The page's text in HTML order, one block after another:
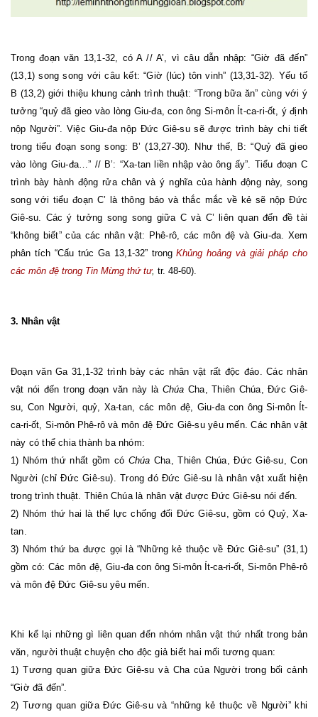
Trong đoạn văn 13,1-32, có A // A’, vì câu dẫn nhập: “Giờ đã đến”
(13,1) song song với câu kết: “Giờ (lúc) tôn vinh” (13,31-32). Yếu tố
B (13,2) giới thiệu khung cảnh trình thuật: “Trong bữa ăn” cùng với ý
tưởng “quỷ đã gieo vào lòng Giu-đa, con ông Si-môn Ít-ca-ri-ốt, ý định
nộp Người”. ViệcGiu-đa nộp Đức Giê-su sẽ được trình bày chi tiết
trong tiểu đoạn song song: B’ (13,27-30). Như thế, B: “Quỷ đã gieo
vào lòng Giu-đa…” // B’: “Xa-tan liền nhập vào ông ấy”. Tiểu đoạn C
trình bày hành động rửa chân và ý nghĩa của hành động này, song
song với tiểu đoạn C’ là thông báo và thắc mắc về kẻ sẽ nộp Đức
Giê-su. Các ý tưởng song song giữa C và C’ liên quan đến đề tài
“không biết” của các nhân vật: Phê-rô, các môn đệvàGiu-đa. Xem
phân tích “Cấu trúc Ga 13,1-32” trong Khủng hoảng và giải pháp cho
các môn đệ trong Tin Mừng thứ tư, tr. 48-60).
3. Nhân vật
Đoạn văn Ga 31,1-32 trình bày các nhân vật rất độc đáo. Các nhân
vật nói đến trong đoạn văn này là Chúa Cha, Thiên Chúa, Đức Giê-
su, Con Người, quỷ, Xa-tan, các môn đệ, Giu-đacon ông Si-môn Ít-
ca-ri-ốt Si-môn Phê-rô và môn đệ Đức Giê-su yêu mến. Các nhân vật
này có thể chia thành ba nhóm:
1) Nhóm thứ nhất gồm có Chúa Cha, Thiên Chúa, Đức Giê-su, Con
Người (chỉ Đức Giê-su). Trong đó Đức Giê-su là nhân vật xuất hiện
trong trình thuật. Thiên Chúa là nhân vật được Đức Giê-su nói đến.
2) Nhóm thứ hai là thế lực chống đối Đức Giê-su, gồm có Quỷ, Xa-
tan.
3) Nhóm thứ ba được gọi là “Những kẻ thuộc về Đức Giê-su” (31,1)
gồm có: Các môn đệ, Giu-đacon ông Si-môn Ít-ca-ri-ốt Si-môn Phê-rô
và môn đệ Đức Giê-su yêu mến.
Khi kể lại những gì liên quan đến nhóm nhân vật thứ nhất trong bản
văn, người thuật chuyện cho độc giả biết hai mối tương quan:
1) Tương quan giữa Đức Giê-su và Cha của Người trong bối cảnh
“Giờ đã đến”.
2) Tương quan giữa Đức Giê-su và “những kẻ thuộc về Người” khi